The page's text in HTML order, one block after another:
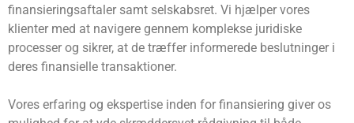
finansieringsaftaler samt selskabsret. Vi hjælper vores
klienter med at navigere gennem komplekse juridiske
processer og sikrer, at de træffer informerede beslutninger i
deres finansielle transaktioner.
Vores erfaring og ekspertise inden for finansiering giver os